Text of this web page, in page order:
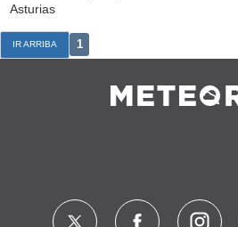
Asturias
IR ARRIBA 1